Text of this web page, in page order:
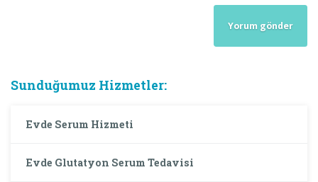
Sunduğumuz Hizmetler:
Evde Serum Hizmeti
Evde Glutatyon Serum Tedavisi